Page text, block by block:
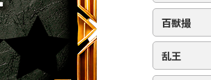
編集部取
百獣撮
百獣撮-
乱王